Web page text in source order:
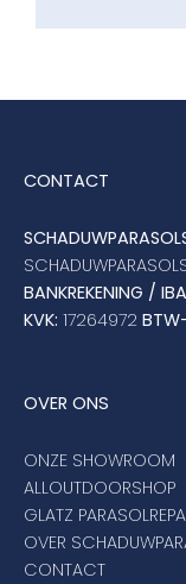
CONTACT
BANKREKENING /
KVK: 17264972
OVER ONS
ONZE SHOWROOM
ALLOUTDOORSHOP
GLATZ
OVER
CONTACT